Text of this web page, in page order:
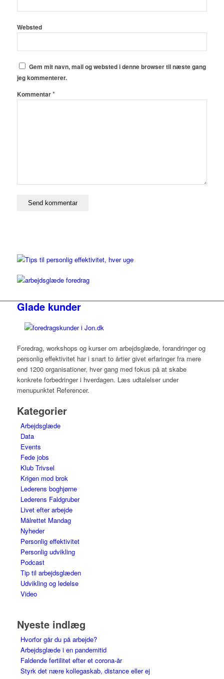
Websted
Gem mit navn, mail og websted i denne browser til næste gang
jeg kommenterer.
Kommentar*
Glade kunder
Foredrag, workshops og kurser om arbejdsglæde, forandringer og
personlig effektivitet har i snart to årtier givet erfaringer fra mere
end 1200 organisationer, hver gang med fokus på at skabe
konkrete forbedringer i hverdagen. Læs udtalelser under
menupunktet Referencer.
Kategorier
Arbejdsglæde
Data
Events
Fede jobs
Klub Trivsel
Krigen mod brok
Lederens boghjørne
Lederens Faldgruber
Livet efter arbejde
Målrettet Mandag
Nyheder
Personlig effektivitet
Personlig udvikling
Podcast
Tip til arbejdsglæden
Udvikling og ledelse
Video
Nyeste indlæg
Hvorfor går du på arbejde?
Arbejdsglæde i en pandemitid
Faldende fertilitet efter et corona-år
Styrk det nære kollegaskab, distance eller ej